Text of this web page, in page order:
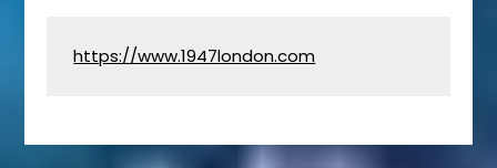
https://www.1947london.com